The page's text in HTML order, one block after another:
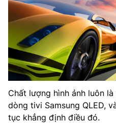
Chất lượng hình ảnh luôn
dòng tivi Samsung QLED,
tục khẳng định điều đó.